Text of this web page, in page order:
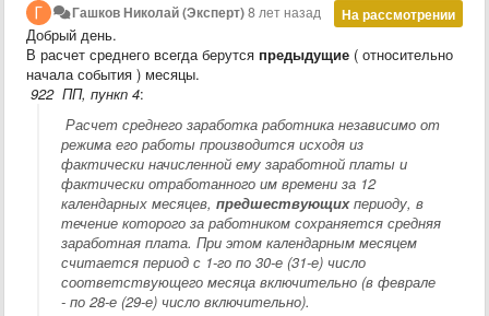
На рассмотрении
Гашков Николай (Эксперт)8 лет назад
Добрый день.
В расчет среднего всегда берутся предыдущие ( относительно
начала события ) месяцы.
922 ПП, пункn 4:
Расчет среднего заработка работника независимо от
режима его работы производится исходя из
фактически начисленной ему заработной платы и
фактически отработанного им времени за 12
календарных месяцев, предшествующихпериоду, в
течение которого за работником сохраняется средняя
заработная плата. При этом календарным месяцем
считается период с 1-го по 30-е (31-е) число
соответствующего месяца включительно (в феврале
- по 28-е (29-е) число включительно).